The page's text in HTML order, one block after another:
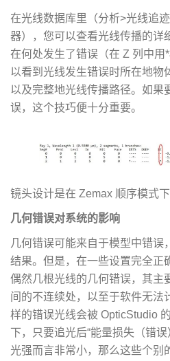
在光线数据库里（分析>光线追
器），您可以查看光线传播的详
在何处发生了错误（在 Z 列中用
以看到光线发生错误时所在地物
以及完整地光线传播路径。如果
误，这个技巧便十分重要。
镜头设计是在 Zemax 顺序模式下
几何错误对系统的影响
几何错误可能来自于模型中错误
结果。但是，在一些设置完全正
偶然几根光线的几何错误，其主
间的不连续处，以至于软件无法
样的错误光线会被 OpticStudio
下，只要追光后“能量损失（错
光强而言非常小，那么这些个别